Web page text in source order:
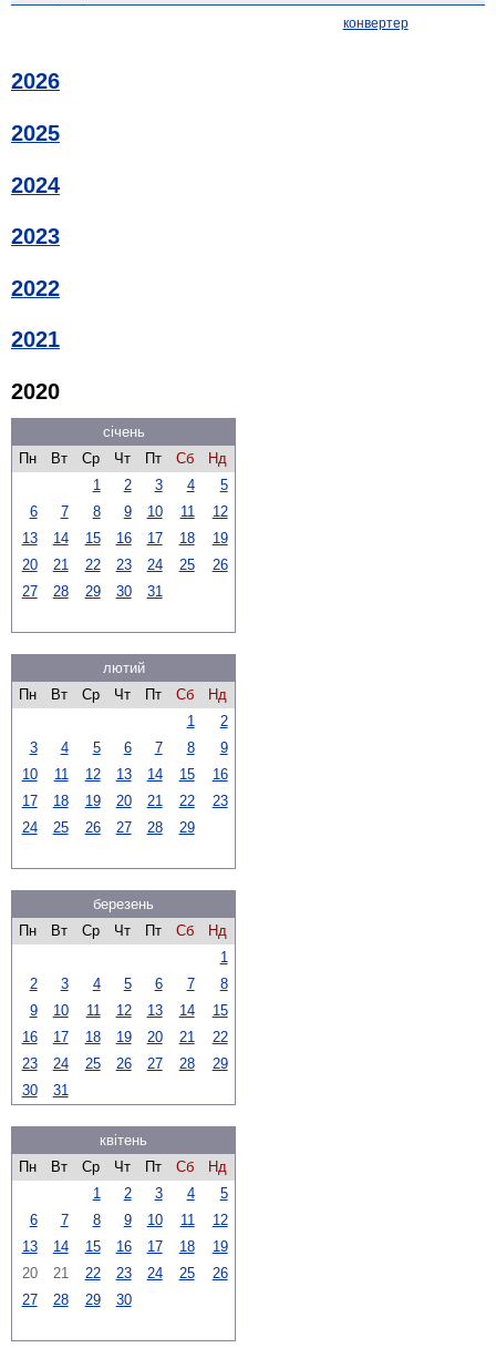
конвертер
2026
2025
2024
2023
2022
2021
2020
січень
Пн
Вт Ср Чт Пт Сб
Нд
1
2 3 4
5
6
7 8 9 10 11
12
13
14 15 16 17 18
19
20
21 22 23 24 25
26
27
28 29 30 31
лютий
Пн
Вт Ср Чт Пт Сб
Нд
1
2
3
4 5 6 7 8
9
10
11 12 13 14 15
16
17
18 19 20 21 22
23
24
25 26 27 28 29
березень
Пн
Вт Ср Чт Пт Сб
Нд
1
2
3 4 5 6 7
8
9
10 11 12 13 14
15
16
17 18 19 20 21
22
23
24 25 26 27 28
29
30
31
квітень
Пн
Вт Ср Чт Пт Сб
Нд
1
2 3 4
5
6
7 8 9 10 11
12
13
14 15 16 17 18
19
20
21 22 23 24 25
26
27
28 29 30